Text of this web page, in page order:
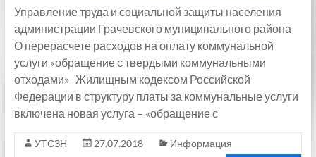
Управление труда и социальной защиты населения
администрации Грачевского муниципального района
О перерасчете расходов на оплату коммунальной
услуги «обращение с твердыми коммунальными
отходами» Жилищным кодексом Российской
Федерации в структуру платы за коммунальные услуги
включена новая услуга – «обращение с
УТСЗН 27.07.2018
Информация